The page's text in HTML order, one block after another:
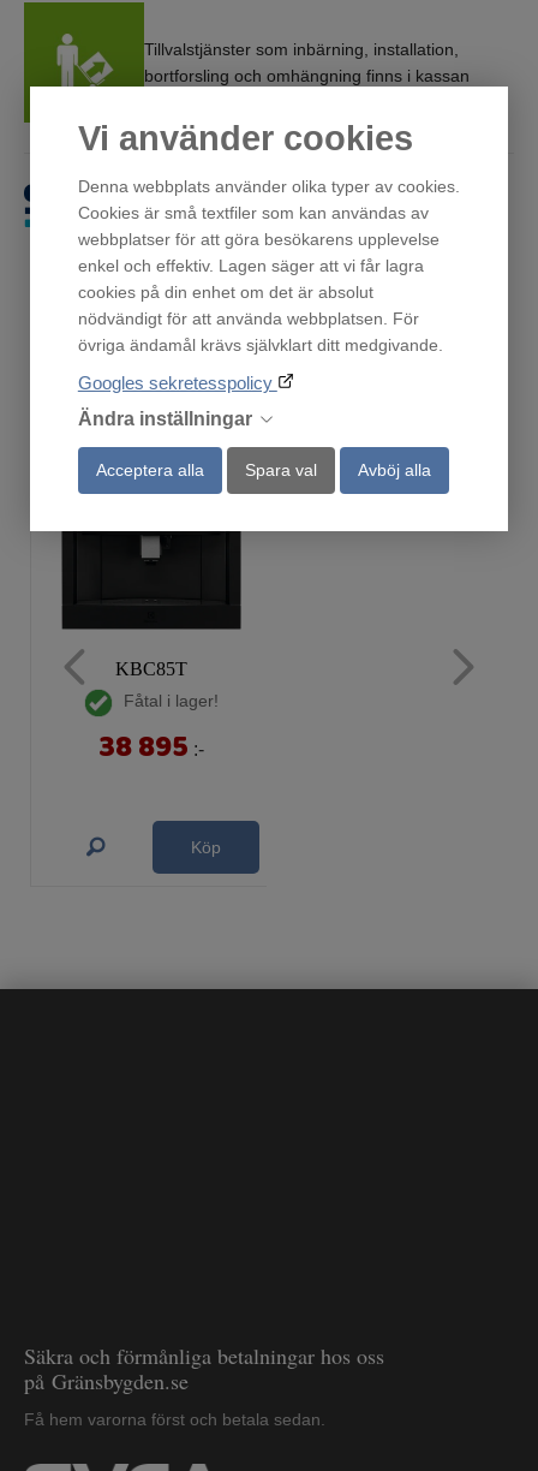
Vi använder cookies
Denna webbplats använder olika typer av cookies.
Cookies är små textfiler som kan användas av
webbplatser för att göra besökarens upplevelse
enkel och effektiv. Lagen säger att vi får lagra
cookies på din enhet om det är absolut
nödvändigt för att använda webbplatsen. För
övriga ändamål krävs självklart ditt medgivande.
Googles sekretesspolicy
Ändra inställningar
Acceptera alla Spara val Avböj alla
Tillvalstjänster som inbärning, installation,
bortforsling och omhängning finns i kassan
Få först. Betala sen.
Andra har också tittat på
KBC85T
Fåtal i lager!
38 895 :-
Köp
Säkra och förmånliga betalningar hos oss
på Gränsbygden.se
Få hem varorna först och betala sedan.